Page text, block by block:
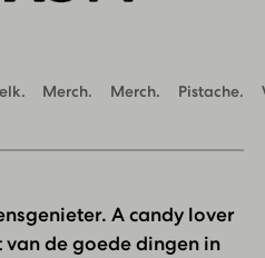
Merch. Merch. Pistache.
A candy lover
de goede dingen in